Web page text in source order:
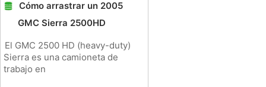
Cómo arrastrar un 2005
GMC Sierra 2500HD
El GMC 2500 HD (heavy-duty)
Sierra es una camioneta de
trabajo en